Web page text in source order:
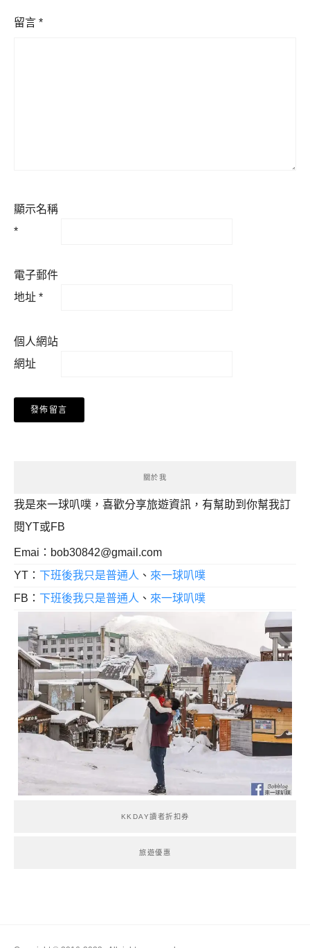
留言 *
顯示名稱
*
電子郵件
地址 *
個人網站
網址
關於我
我是來一球叭噗，喜歡分享旅遊資訊，有幫助到你幫我訂
閱YT或FB
Emai： bob30842@gmail.com
YT： 下班後我只是普通人 、 來一球叭噗
FB： 下班後我只是普通人 、 來一球叭噗
KKDAY讀者折扣券
旅遊優惠